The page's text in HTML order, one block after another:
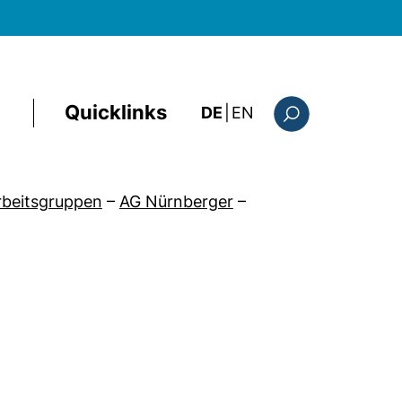
Quicklinks DE EN : this page in
– AG Nürnberger –